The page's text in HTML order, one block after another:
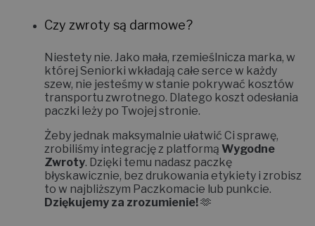
Czy zwroty są darmowe?
Niestety nie. Jako mała, rzemieślnicza marka, w
której Seniorki wkładają całe serce w każdy
szew, nie jesteśmy w stanie pokrywać kosztów
transportu zwrotnego. Dlatego koszt odesłania
paczki leży po Twojej stronie.
Żeby jednak maksymalnie ułatwić Ci sprawę,
zrobiliśmy integrację z platformą Wygodne
Zwroty. Dzięki temu nadasz paczkę
błyskawicznie, bez drukowania etykiety i zrobisz
to w najbliższym Paczkomacie lub punkcie.
Dziękujemy za zrozumienie!🫶